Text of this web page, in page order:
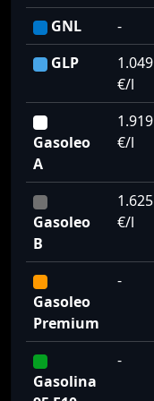
GNL
-
GLP
1.049
€/l
Gasoleo
A
1.919
€/l
Gasoleo
B
1.625
€/l
Gasoleo
Premium
-
Gasolina
-